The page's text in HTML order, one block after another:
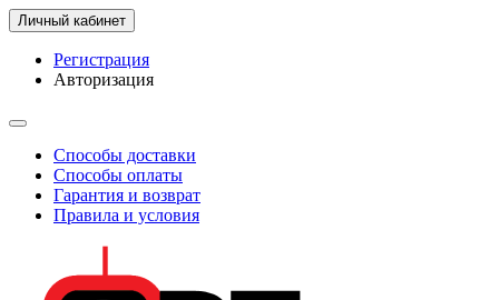
Личный кабинет
Регистрация
Авторизация
Способы доставки
Способы оплаты
Гарантия и возврат
Правила и условия